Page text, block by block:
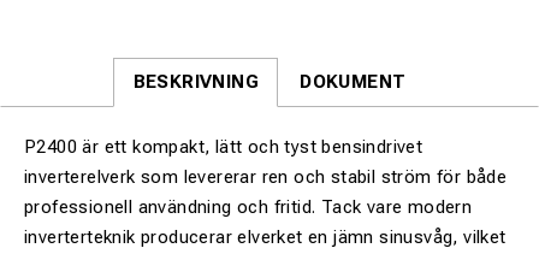
BESKRIVNING DOKUMENT
P2400 är ett kompakt, lätt och tyst bensindrivet
inverterelverk som levererar ren och stabil ström för både
professionell användning och fritid. Tack vare modern
inverterteknik producerar elverket en jämn sinusvåg, vilket